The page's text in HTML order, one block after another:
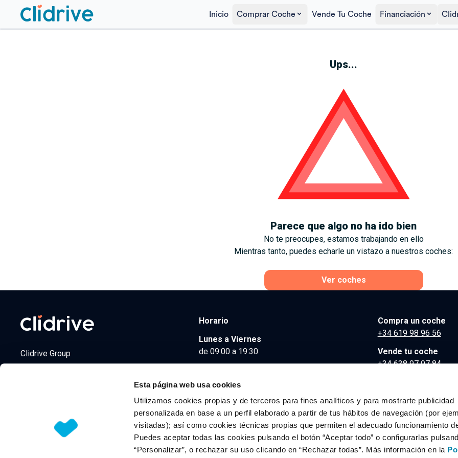
Esta página web usa cookies
Utilizamos cookies propias y de terceros para fines analíticos y para mostrarte publicidad
personalizada en base a un perfil elaborado a partir de tus hábitos de navegación (por
visitadas); así como cookies técnicas propias que permiten el adecuado funcionamiento
Puedes aceptar todas las cookies pulsando el botón “Aceptar todo” o configurarlas
“Personalizar”, o rechazar su uso clicando en “Rechazar todas”. Más información en la
Inicio Comprar Coche Vende Tu Coche Financiación
Ups...
Parece que algo no ha ido bien
No te preocupes, estamos trabajando en ello
Mientras tanto, puedes echarle un vistazo a nuestros coches:
Ver coches
Clidrive Group
Horario
Lunes a Viernes
de 09:00 a 19:30
Compra un coche
+34 619 98 96 56
Vende tu coche
+34 638 97 97 84
© 2026 CLIDRIVE CAPITAL, SOCIEDAD LIMITADA. Todos los derechos reservados.